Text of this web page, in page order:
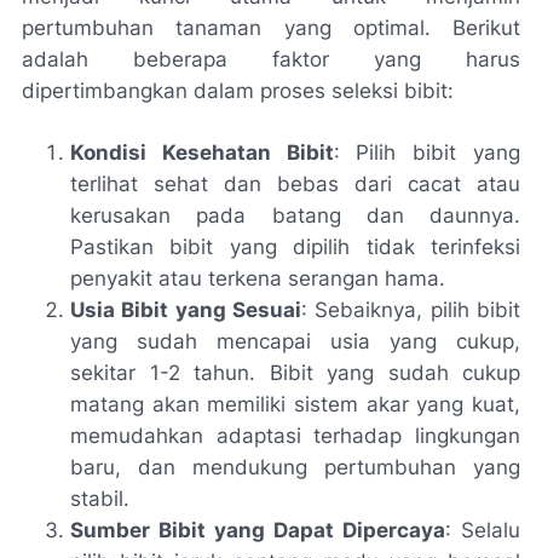
pertumbuhan tanaman yang optimal. Berikut
adalah beberapa faktor yang harus
dipertimbangkan dalam proses seleksi bibit:
Kondisi Kesehatan Bibit: Pilih bibit yang
terlihat sehat dan bebas dari cacat atau
kerusakan pada batang dan daunnya.
Pastikan bibit yang dipilih tidak terinfeksi
penyakit atau terkena serangan hama.
Usia Bibit yang Sesuai: Sebaiknya, pilih bibit
yang sudah mencapai usia yang cukup,
sekitar 1-2 tahun. Bibit yang sudah cukup
matang akan memiliki sistem akar yang kuat,
memudahkan adaptasi terhadap lingkungan
baru, dan mendukung pertumbuhan yang
stabil.
Sumber Bibit yang Dapat Dipercaya: Selalu